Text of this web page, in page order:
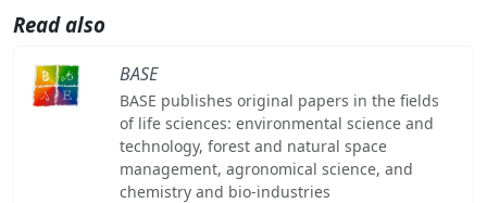
Read also
BASE
BASE publishes original papers in the fields
of life sciences: environmental science and
technology, forest and natural space
management, agronomical science, and
chemistry and bio-industries